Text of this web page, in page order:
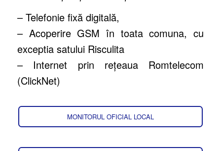
– Telefonie fixă digitală,
– Acoperire GSM în toata comuna, cu
exceptia satului Risculita
– Internet prin reţeaua Romtelecom
(ClickNet)
MONITORUL OFICIAL LOCAL